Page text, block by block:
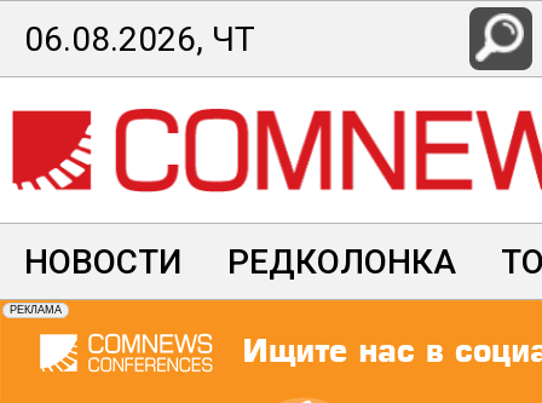
Перейти
к
основному
содержанию
06.08.2026, ЧТ
НОВОСТИ РЕДКОЛОНКА